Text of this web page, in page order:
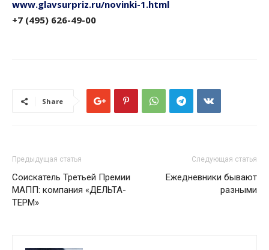
www.glavsurpriz.ru/novinki-1.html
+7 (495) 626-49-00
Share
Предыдущая статья
Соискатель Третьей Премии
МАПП: компания «ДЕЛЬТА-
ТЕРМ»
Следующая статья
Ежедневники бывают
разными